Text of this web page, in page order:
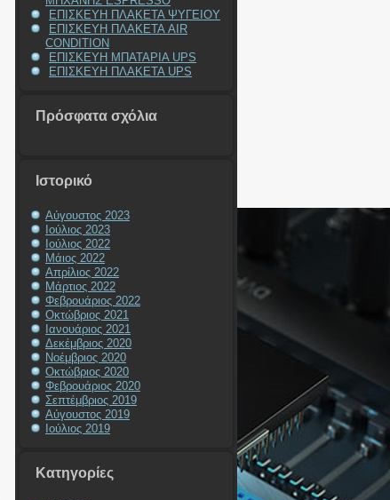
ΕΠΙΣΚΕΥΗ ΠΛΑΚΕΤΑ ΨΥΓΕΙΟΥ
ΕΠΙΣΚΕΥΗ ΠΛΑΚΕΤΑ AIR
CONDITION
ΕΠΙΣΚΕΥΗ ΜΠΑΤΑΡΙΑ UPS
ΕΠΙΣΚΕΥΗ ΠΛΑΚΕΤΑ UPS
Πρόσφατα σχόλια
Ιστορικό
Αύγουστος 2023
Ιούλιος 2023
Ιούλιος 2022
Μάιος 2022
Απρίλιος 2022
Μάρτιος 2022
Φεβρουάριος 2022
Οκτώβριος 2021
Ιανουάριος 2021
Δεκέμβριος 2020
Νοέμβριος 2020
Οκτώβριος 2020
Φεβρουάριος 2020
Σεπτέμβριος 2019
Αύγουστος 2019
Ιούλιος 2019
Kατηγορίες